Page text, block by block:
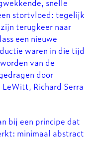
stortvloed: tegelijk
terugkeer naar
een nieuwe
waren in die tijd
van de
door
Richard Serra
bij een principe dat
minimaal abstract